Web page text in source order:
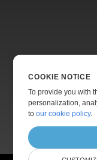
COOKIE NOTICE
To provide you with
personalization,
toour cookie policy.